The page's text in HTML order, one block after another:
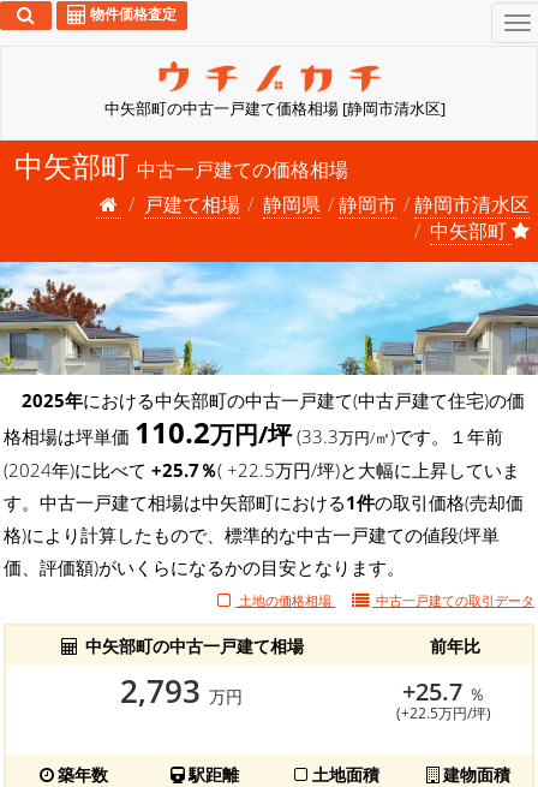
中矢部町の中古一戸建て価格相場 [静岡市清水区]
物件価格査定
中矢部町 中古一戸建ての価格相場
戸建て相場
静岡県 静岡市
静岡市清水区
中矢部町
2025年における中矢部町の中古一戸建て(中古戸建て住宅)の価
格相場は坪単価 110.2万円/坪(33.3万円/㎡)です。１年前
(2024年)に比べて +25.7％( +22.5万円/坪)と大幅に上昇していま
す。中古一戸建て相場は中矢部町における1件の取引価格(売却価
格)により計算したもので、標準的な中古一戸建ての値段(坪単
価、評価額)がいくらになるかの目安となります。
土地の価格相場 中古一戸建ての取引データ
中矢部町の中古一戸建て相場 前年比
2,793 万円 +25.7 ％
(+22.5万円/坪)
築年数 駅距離 土地面積 建物面積